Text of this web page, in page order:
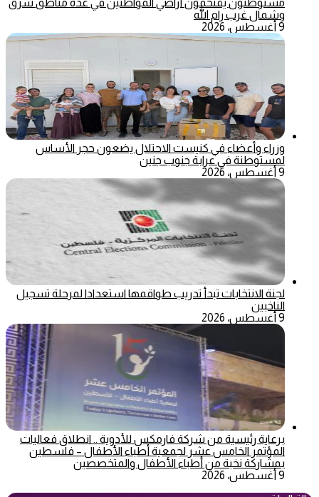
مستوطنون يقتحمون أراضي المواطنين في عدة مناطق شرق
وشمال غرب رام الله
9 أغسطس، 2026
وزراء وأعضاء في كنيست الاحتلال يضعون حجر الأساس
لمستوطنة في عرابة جنوب جنين
9 أغسطس، 2026
لجنة الانتخابات تبدأ تدريب طواقمها استعدادا لمرحلة تسجيل
الناخبين
9 أغسطس، 2026
برعاية رئيسية من شركة فارمكس للأدوية .. انطلاق فعاليات
المؤتمر الخامس عشر لجمعية أطباء الأطفال – فلسطين
بمشاركة نخبة من أطباء الأطفال والمتخصصين
9 أغسطس، 2026